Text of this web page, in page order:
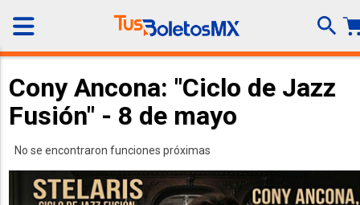
Cony Ancona: "Ciclo de Jazz
Fusión" - 8 de mayo
No se encontraron funciones próximas